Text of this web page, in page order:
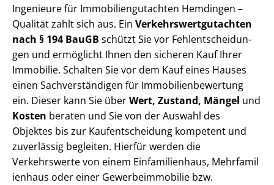
Ingenieure für Im­mo­bi­li­en­gut­ach­ten Hemdingen –
Qualität zahlt sich aus. Ein Ver­kehrs­wert­gut­ach­ten
nach § 194 BauGB schützt Sie vor Fehl­ent­schei­dun­
gen und ermöglicht Ihnen den sicheren Kauf Ihrer
Immobilie. Schalten Sie vor dem Kauf eines Hauses
einen Sach­ver­stän­di­gen für Im­mo­bi­li­en­be­wer­tung
ein. Dieser kann Sie überWert, Zustand, Mängel und
Kosten beraten und Sie von der Auswahl des
Objektes bis zur Kauf­ent­schei­dung kompetent und
zuverlässig begleiten. Hierfür werden die
Verkehrswerte von einem Einfamilienhaus, Mehr­fa­mi­l
i­en­haus oder einer Ge­wer­be­im­mo­bi­lie bzw.